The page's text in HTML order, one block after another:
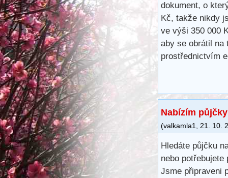
dokument, o
Kč, takže nikdy
ve výši 350 000
aby se obrátil na
prostřednictvím
Nabízím
(valkamla1 21. 10.
Hledáte půjčku
nebo
Jsme připraveni